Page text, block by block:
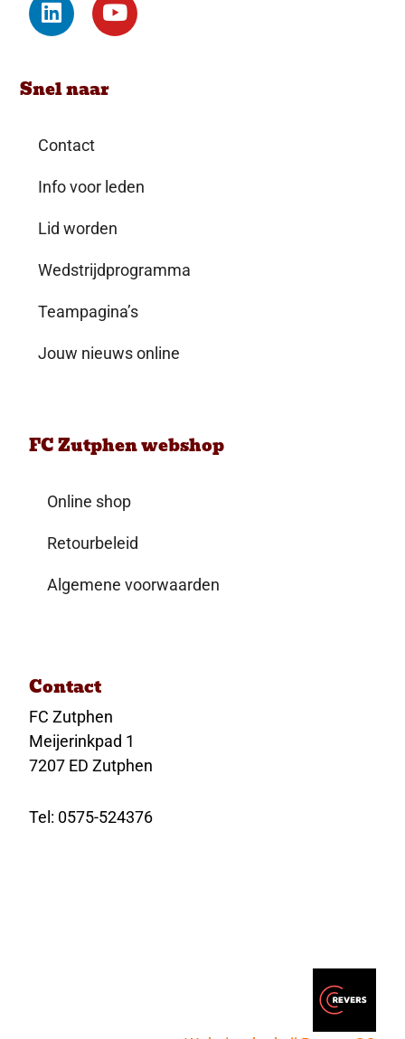
Snel naar
Contact
Info voor leden
Lid worden
Wedstrijdprogramma
Teampagina’s
Jouw nieuws online
FC Zutphen webshop
Online shop
Retourbeleid
Algemene voorwaarden
Contact
FC Zutphen
Meijerinkpad 1
7207 ED Zutphen
Tel: 0575-524376